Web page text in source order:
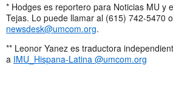
* Hodges es reportero para Noticias MU y
Tejas. Lo puede llamar al (615) 742-5470
newsdesk@umcom.org.
** Leonor Yanez es traductora
a IMU_Hispana-Latina @umcom.org